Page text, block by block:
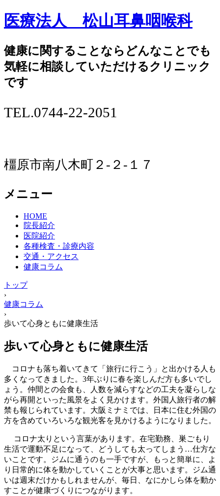
医療法人 松山耳鼻咽喉科
健康に関することならどんなことでも
気軽に相談していただけるクリニック
です
TEL.0744-22-2051
橿原市南八木町２-２-１７
メニュー
キ
ッ
プ
HOME
院長紹介
医院紹介
各種検査・診療内容
交通・アクセス
健康コラム
トップ
›
健康コラム
›
歩いて心身ともに健康生活
歩いて心身ともに健康生活
コロナも落ち着いてきて「旅行に行こう」と出かける人も
多くなってきました。3年ぶりに春を楽しんだ方も多いでし
ょう。仲間との会食も、人数を減らすなどの工夫を凝らしな
がら再開といった風景をよく見かけます。外国人旅行者の解
禁も報じられています。大阪ミナミでは、日本に住む外国の
方を含めていろいろな観光客を見かけるようになりました。
コロナ太りという言葉があります。在宅勤務、巣ごもり
生活で運動不足になって、どうしても太ってしまう…仕方な
いことです。ジムに通うのも一手ですが、もっと簡単に、よ
り日常的に体を動かしていくことが大事と思います。ジム通
いは週末だけかもしれませんが、毎日、なにかしら体を動か
すことが健康づくりにつながります。